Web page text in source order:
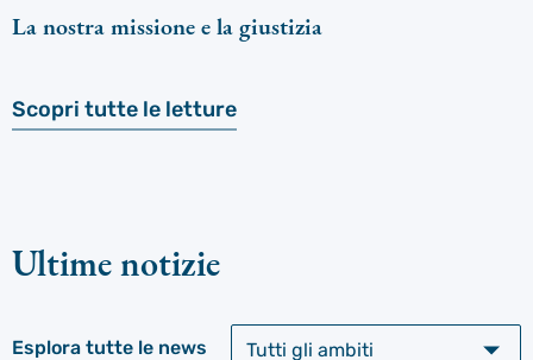
La nostra missione e la giustizia
Scopri tutte le letture
Ultime notizie
Esplora tutte le news